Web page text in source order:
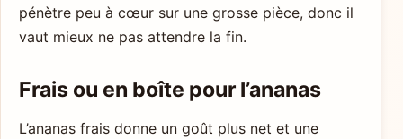
pénètre peu à cœur sur une grosse pièce, donc il
vaut mieux ne pas attendre la fin.
Frais ou en boîte pour l’ananas
L’ananas frais donne un goût plus net et une